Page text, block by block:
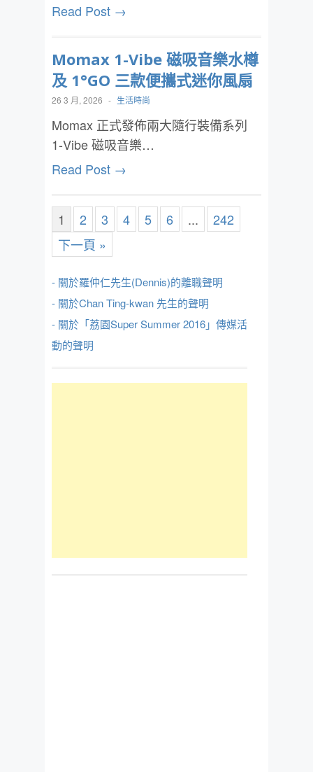
Read Post →
Momax 1-Vibe 磁吸音樂水樽
及 1°GO 三款便攜式迷你風扇
26 3 月, 2026 - 生活時尚
Momax 正式發佈兩大隨行裝備系列
1-Vibe 磁吸音樂…
Read Post →
1 2 3 4 5 6 ...
242
下一頁 »
- 關於羅仲仁先生(Dennis)的離職聲明
- 關於Chan Ting-kwan 先生的聲明
- 關於「荔園Super Summer 2016」傳媒活
動的聲明